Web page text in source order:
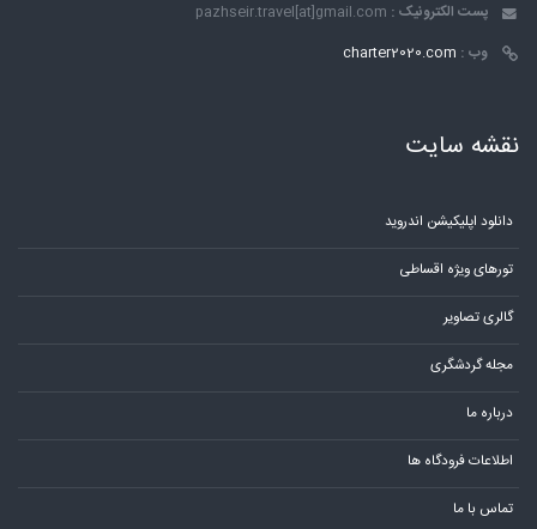
پست الکترونیک : pazhseir.travel[at]gmail.com
وب : charter2020.com
نقشه سایت
دانلود اپلیکیشن اندروید
تورهای ویژه اقساطی
گالری تصاویر
مجله گردشگری
درباره ما
اطلاعات فرودگاه ها
تماس با ما